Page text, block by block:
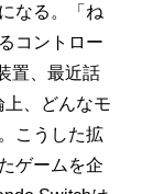
なる。「ね
コントロー
置、最近話
、どんなモ
こうした拡
ゲームを企